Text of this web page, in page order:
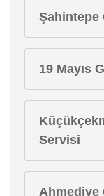
Şahintepe
19 Mayıs
Servisi
Ahmediye